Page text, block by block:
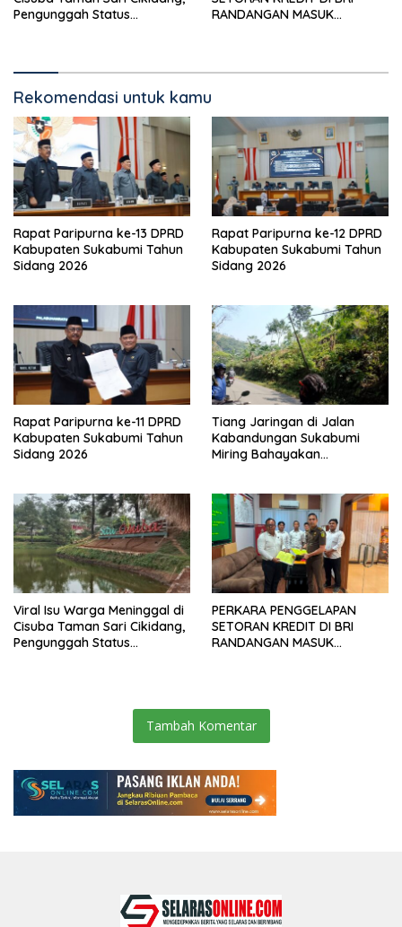
Pengunggah Status
RANDANGAN MASUK
Rekomendasi untuk kamu
Rapat Paripurna ke-13 DPRD
Kabupaten Sukabumi Tahun
Sidang 2026
Rapat Paripurna ke-12 DPRD
Kabupaten Sukabumi Tahun
Sidang 2026
Rapat Paripurna ke-11 DPRD
Kabupaten Sukabumi Tahun
Sidang 2026
Tiang Jaringan di Jalan
Kabandungan Sukabumi
Miring Bahayakan
Viral Isu Warga Meninggal di
Cisuba Taman Sari Cikidang,
Pengunggah Status
PERKARA PENGGELAPAN
SETORAN KREDIT DI BRI
RANDANGAN MASUK
Tambah Komentar